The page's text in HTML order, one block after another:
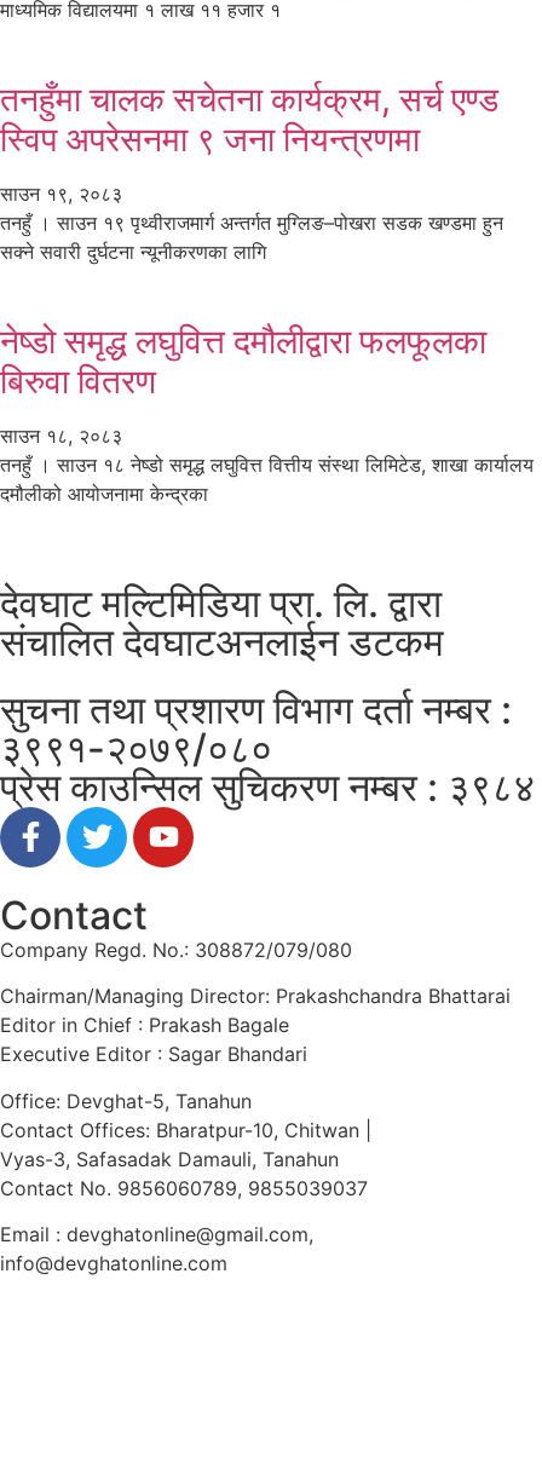
माध्यमिक विद्यालयमा १ लाख ११ हजार १
तनहुँमा चालक सचेतना कार्यक्रम, सर्च एण्ड
स्विप अपरेसनमा ९ जना नियन्त्रणमा
साउन १९, २०८३
तनहुँ । साउन १९ पृथ्वीराजमार्ग अन्तर्गत मुग्लिङ–पोखरा सडक खण्डमा हुन
सक्ने सवारी दुर्घटना न्यूनीकरणका लागि
नेष्डो समृद्ध लघुवित्त दमौलीद्वारा फलफूलका
बिरुवा वितरण
साउन १८, २०८३
तनहुँ । साउन १८ नेष्डो समृद्ध लघुवित्त वित्तीय संस्था लिमिटेड, शाखा कार्यालय
दमौलीको आयोजनामा केन्द्रका
देवघाट मल्टिमिडिया प्रा. लि. द्वारा
संचालित देवघाटअनलाईन डटकम
सुचना तथा प्रशारण विभाग दर्ता नम्बर :
३९९१-२०७९/०८०
प्रेस काउन्सिल सुचिकरण नम्बर : ३९८४
Contact
Company Regd. No.: 308872/079/080
Chairman/Managing Director: Prakashchandra Bhattarai
Editor in Chief : Prakash Bagale
Executive Editor : Sagar Bhandari
Office: Devghat-5, Tanahun
Contact Offices: Bharatpur-10, Chitwan |
Vyas-3, Safasadak Damauli, Tanahun
Contact No. 9856060789, 9855039037
Email : devghatonline@gmail.com,
info@devghatonline.com